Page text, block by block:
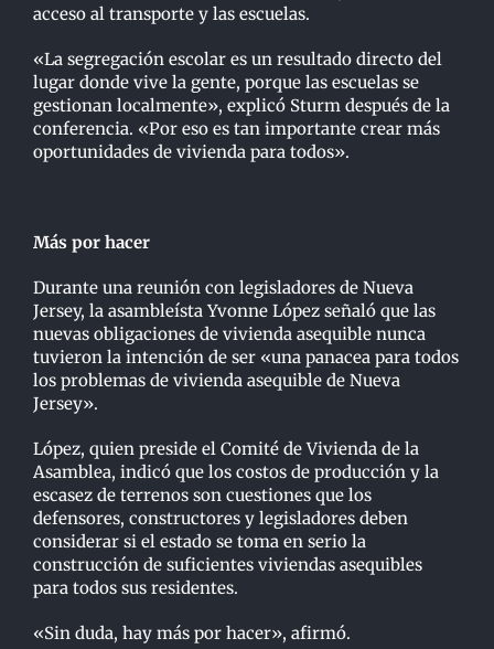
acceso al transporte y las escuelas.
«La segregación escolar es un resultado directo del
lugar donde vive la gente, porque las escuelas se
gestionan localmente», explicó Sturm después de la
conferencia. «Por eso es tan importante crear más
oportunidades de vivienda para todos».
Más por hacer
Durante una reunión con legisladores de Nueva
Jersey, la asambleísta Yvonne López señaló que las
nuevas obligaciones de vivienda asequible nunca
tuvieron la intención de ser «una panacea para todos
los problemas de vivienda asequible de Nueva
Jersey».
López, quien preside el Comité de Vivienda de la
Asamblea, indicó que los costos de producción y la
escasez de terrenos son cuestiones que los
defensores, constructores y legisladores deben
considerar si el estado se toma en serio la
construcción de suficientes viviendas asequibles
para todos sus residentes.
«Sin duda, hay más por hacer», afirmó.